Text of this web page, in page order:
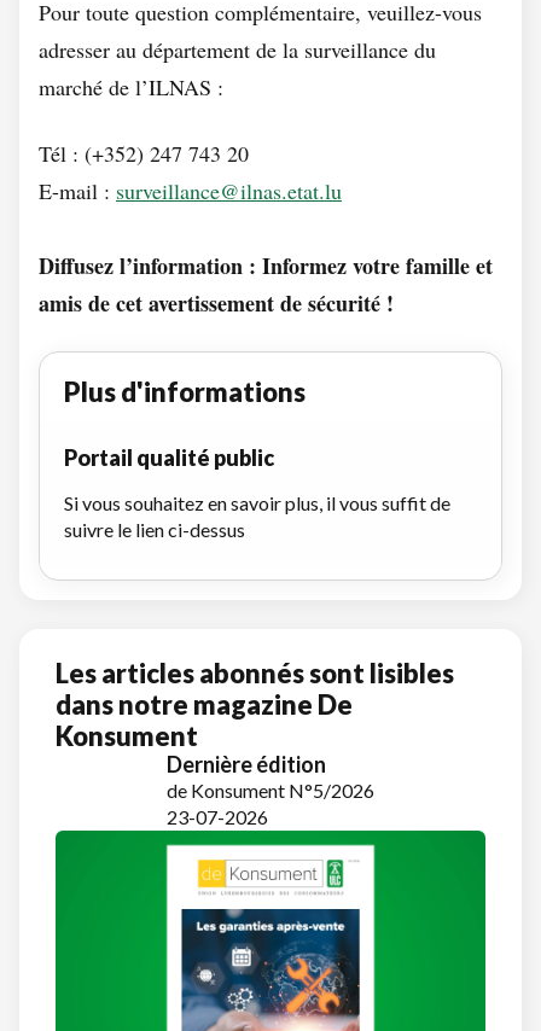
Pour toute question complémentaire, veuillez-vous
adresser au département de la surveillance du
marché de l’ILNAS :
Tél : (+352) 247 743 20
E-mail : surveillance@ilnas.etat.lu
Diffusez l’information : Informez votre famille et
amis de cet avertissement de sécurité !
Plus d'informations
Portail qualité public
Si vous souhaitez en savoir plus, il vous suffit de
suivre le lien ci-dessus
Les articles abonnés sont lisibles
dans notre magazine De
Konsument
Dernière édition
de Konsument N°5/2026
23-07-2026